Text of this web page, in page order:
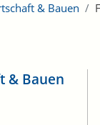
& Bauen
& Bauen